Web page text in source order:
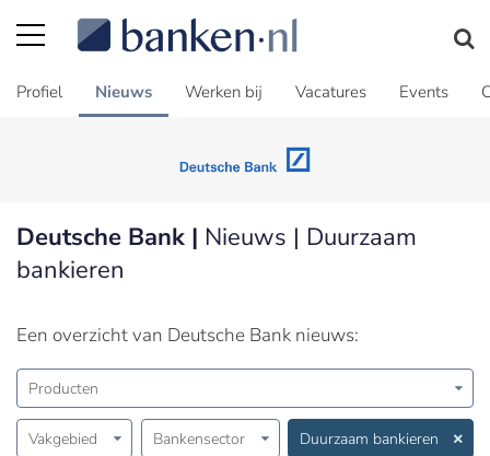
Profiel Nieuws Werken bij Vacatures Events
Deutsche Bank | Nieuws | Duurzaam
bankieren
Een overzicht van Deutsche Bank nieuws:
Producten
Vakgebied Bankensector Duurzaam bankieren